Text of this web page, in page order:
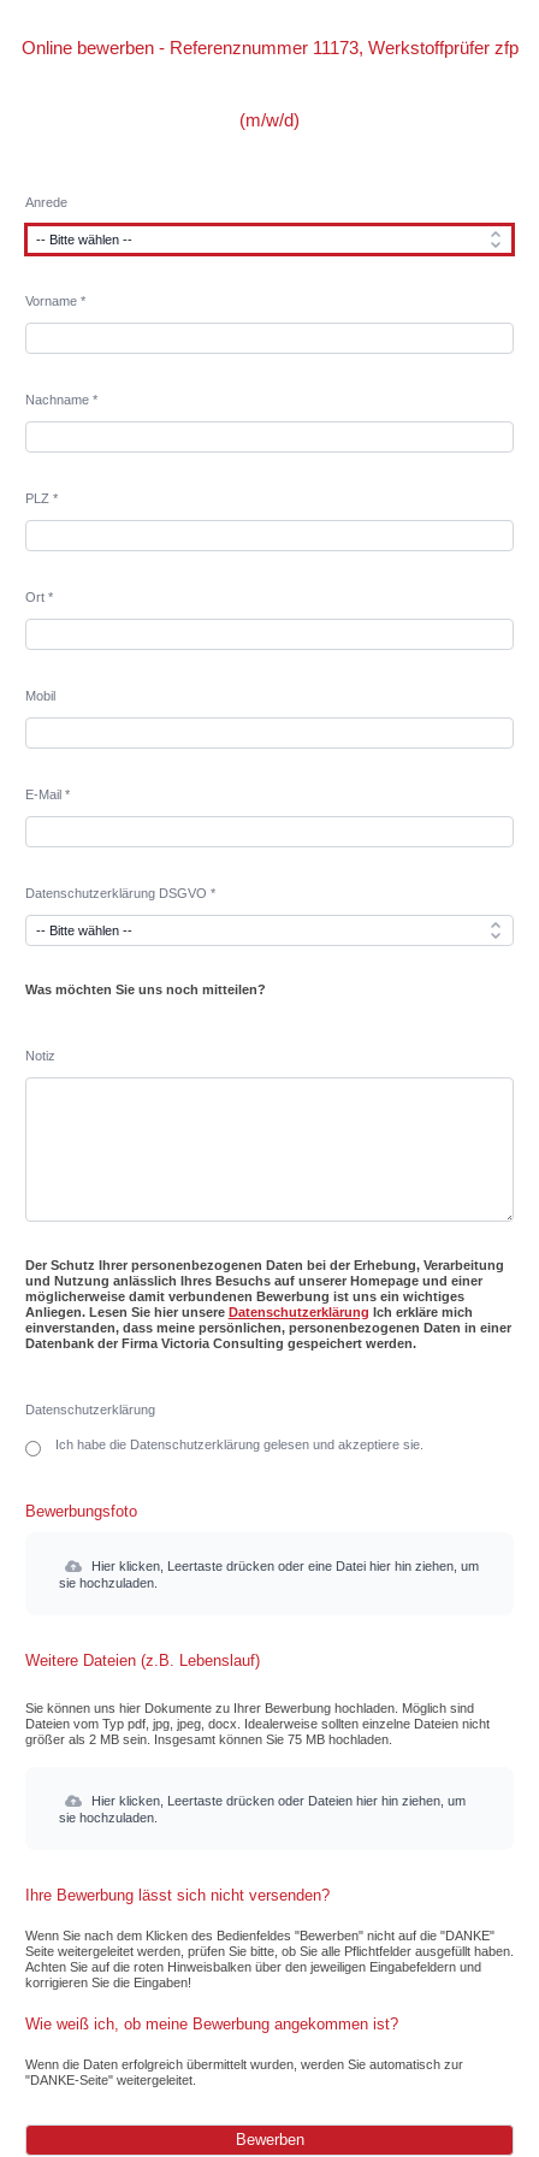
Online bewerben - Referenznummer 11173, Werkstoffprüfer zfp
(m/w/d)
Anrede
Vorname *
Nachname *
PLZ *
Ort *
Mobil
E-Mail *
Datenschutzerklärung DSGVO *
Was möchten Sie uns noch mitteilen?
Notiz
Der Schutz Ihrer personenbezogenen Daten bei der Erhebung, Verarbeitung
und Nutzung anlässlich Ihres Besuchs auf unserer Homepage und einer
möglicherweise damit verbundenen Bewerbung ist uns ein wichtiges
Anliegen. Lesen Sie hier unsere Datenschutzerklärung Ich erkläre mich
einverstanden, dass meine persönlichen, personenbezogenen Daten in einer
Datenbank der Firma Victoria Consulting gespeichert werden.
Datenschutzerklärung
Ich habe die Datenschutzerklärung gelesen und akzeptiere sie.
Bewerbungsfoto
Hier klicken, Leertaste drücken oder eine Datei hier hin ziehen, um
sie hochzuladen.
Weitere Dateien (z.B. Lebenslauf)
Sie können uns hier Dokumente zu Ihrer Bewerbung hochladen. Möglich sind
Dateien vom Typ pdf, jpg, jpeg, docx. Idealerweise sollten einzelne Dateien nicht
größer als 2 MB sein. Insgesamt können Sie 75 MB hochladen.
Hier klicken, Leertaste drücken oder Dateien hier hin ziehen, um
sie hochzuladen.
Ihre Bewerbung lässt sich nicht versenden?
Wenn Sie nach dem Klicken des Bedienfeldes "Bewerben" nicht auf die "DANKE"
Seite weitergeleitet werden, prüfen Sie bitte, ob Sie alle Pflichtfelder ausgefüllt haben.
Achten Sie auf die roten Hinweisbalken über den jeweiligen Eingabefeldern und
korrigieren Sie die Eingaben!
Wie weiß ich, ob meine Bewerbung angekommen ist?
Wenn die Daten erfolgreich übermittelt wurden, werden Sie automatisch zur
"DANKE-Seite" weitergeleitet.